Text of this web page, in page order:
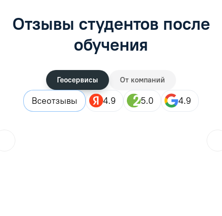
Отзывы студентов после
обучения
Геосервисы От компаний
Всеотзывы 4.9 5.0 4.9